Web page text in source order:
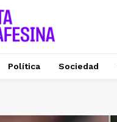
Política Sociedad